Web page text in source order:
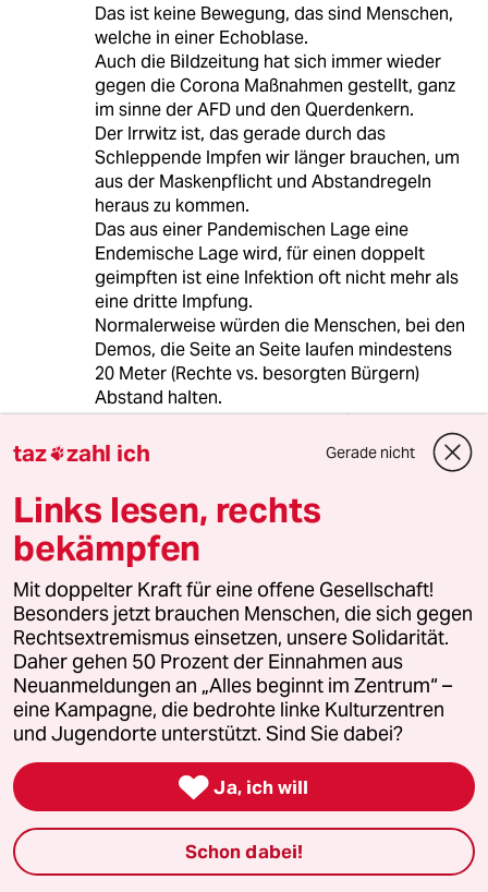
Das ist keine Bewegung, das sind Menschen,
welche in einer Echoblase.
Auch die Bildzeitung hat sich immer wieder
gegen die Corona Maßnahmen gestellt, ganz
im sinne der AFD und den Querdenkern.
Der Irrwitz ist, das gerade durch das
Schleppende Impfen wir länger brauchen, um
aus der Maskenpflicht und Abstandregeln
heraus zu kommen.
Das aus einer Pandemischen Lage eine
Endemische Lage wird, für einen doppelt
geimpften ist eine Infektion oft nicht mehr als
eine dritte Impfung.
Normalerweise würden die Menschen, bei den
Demos, die Seite an Seite laufen mindestens
20 Meter (Rechte vs. besorgten Bürgern)
Abstand halten.
Das nun aus dem lager der Radikalen
Querdenkenden Beifall kommt, ist unerträglich.
A achterhoeker
23.09.2021,08:53 Uhr
Dieser Vorfall ist doch noch im
Ermittlungsstadium. Wie kommen dann
Journalisten oder Bürger auf die Idee, bereits
zu erklären, was das wahre Tatmotiv ist und
wie das Pfeiffersche-Nachttopf-Fieber aus
Hannover vom kriminologischen Institut, als
größte ABM für Jura-Studenten, soziologische
Dieses reflexartige Hochkochen ist medial
gesehen ein willkommenes Geschäft einer
nicht seriösen Berichterstattung, aber führt
doch am eigentlichen Problem vorbei.
In der Geschichte der BRD und Westberlins gab
taz zahl ich Gerade nicht
Links lesen, rechts
bekämpfen
Mit doppelter Kraft für eine offene Gesellschaft!
Besonders jetzt brauchen Menschen, die sich gegen
Rechtsextremismus einsetzen, unsere Solidarität.
Daher gehen 50 Prozent der Einnahmen aus
Neuanmeldungen an „Alles beginnt im Zentrum“ –
eine Kampagne, die bedrohte linke Kulturzentren
und Jugendorte unterstützt. Sind Sie dabei?
 Ja, ich will
Schon dabei!